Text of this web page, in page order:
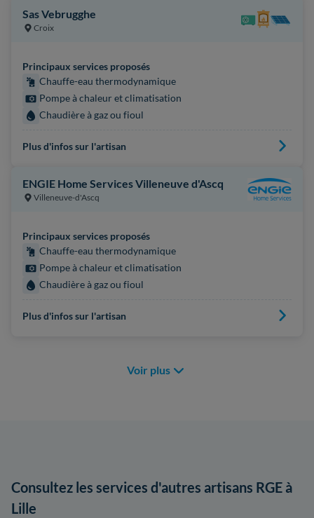
Sas Vebrugghe
Croix
Principaux services proposés
Chauffe-eau thermodynamique
Pompe à chaleur et climatisation
Chaudière à gaz ou fioul
Plus d'infos sur l'artisan
ENGIE Home Services Villeneuve d'Ascq
Villeneuve-d'Ascq
Principaux services proposés
Chauffe-eau thermodynamique
Pompe à chaleur et climatisation
Chaudière à gaz ou fioul
Plus d'infos sur l'artisan
Voir plus
Consultez les services d'autres artisans RGE à
Lille